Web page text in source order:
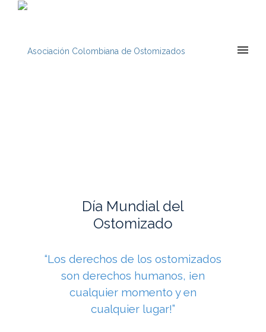
Día Mundial del
Ostomizado
“Los derechos de los ostomizados
son derechos humanos, ¡en
cualquier momento y en
cualquier lugar!”